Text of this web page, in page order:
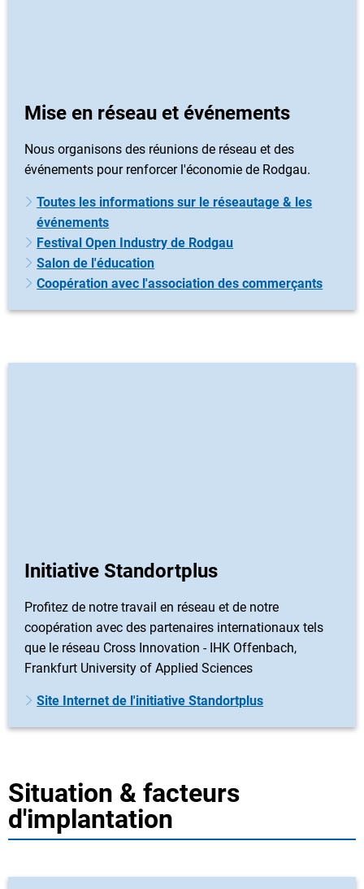
Mise en réseau et événements
Nous organisons des réunions de réseau et des
événements pour renforcer l'économie de Rodgau.
Toutes les informations sur le réseautage & les
événements
Festival Open Industry de Rodgau
Salon de l'éducation
Coopération avec l'association des commerçants
Initiative Standortplus
Profitez de notre travail en réseau et de notre
coopération avec des partenaires internationaux tels
que le réseau Cross Innovation - IHK Offenbach,
Frankfurt University of Applied Sciences
Site Internet de l'initiative Standortplus
Situation & facteurs
d'implantation